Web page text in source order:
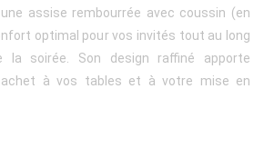
assise rembourrée avec coussin (en
optimal pour vos invités tout au long
soirée. Son design raffiné apporte
à vos tables et à votre mise en